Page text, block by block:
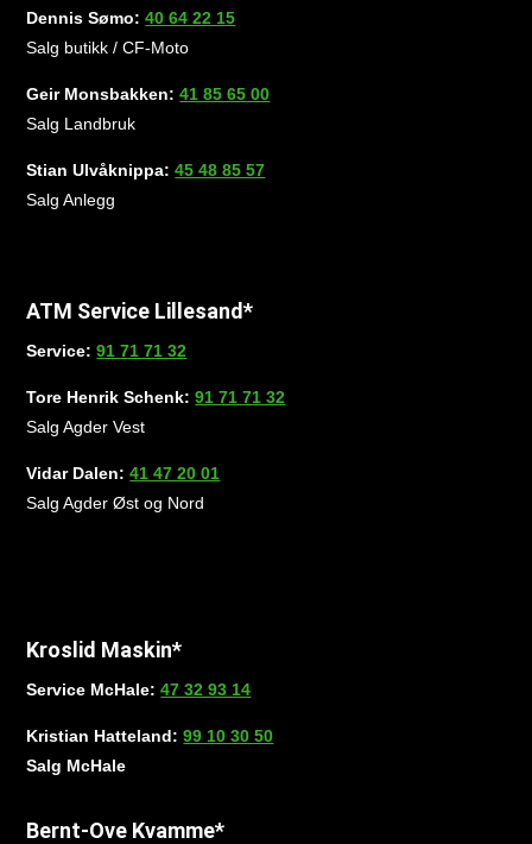
Dennis Sømo:40 64 22 15
Salg butikk / CF-Moto
Geir Monsbakken:41 85 65 00
Salg Landbruk
Stian Ulvåknippa:45 48 85 57
Salg Anlegg
ATM Service Lillesand*
Service:91 71 71 32
Tore Henrik Schenk:91 71 71 32
Salg Agder Vest
Vidar Dalen:41 47 20 01
Salg Agder Øst og Nord
Kroslid Maskin*
Service McHale:47 32 93 14
Kristian Hatteland:99 10 30 50
Salg McHale
Bernt-Ove Kvamme*